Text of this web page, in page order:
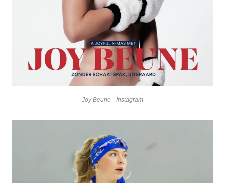
Joy Beune - Instagram